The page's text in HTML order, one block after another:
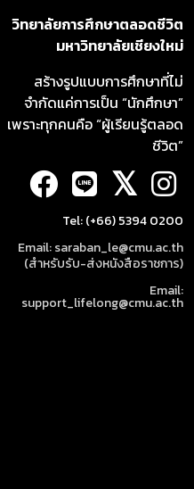
ต่อการทำกิจกรรมการดำเนิน
ทพฤติกรรม กับภาวะสุขภาพ
การเชื่อมโยงหลักการทาง
ติงานทางกิจกรรมบำบัด รวม
นทางกิจกรรมบำบัด และการ
าน ความพิการ และสุขภาพ กับ
ประสาทพฤติกรรม เป็นต้น
วังว่าความรู้จากการอบรมนี้จะ
านของนักกิจกรรมบำบัดในด้าน
ประสาท พฤติกรรมสำหรับ
วยจิตเวชและผู้ที่มีปัญหา
อที่บันทึกไว้ล่วงหน้า ในระบบ
เลือกศึกษาคลิปวิดีโอการ
วิทยาลัยการศึกษาตลอดชีวิต
มหาวิทยาลัยเชียงใหม่
สร้างรูปแบบการศึกษาที่ไม่
จำกัดแค่การเป็น “นักศึกษา”
เพราะทุกคนคือ “ผู้เรียนรู้ตลอด
ชีวิต”
𝕏
Tel: (+66) 5394 0200
Email: saraban_le@cmu.ac.th
(สำหรับรับ-ส่งหนังสือราชการ)
Email:
support_lifelong@cmu.ac.th